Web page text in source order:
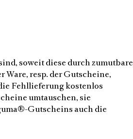
soweit diese durch zumutbare
resp. der Gutscheine,
Fehllieferung kostenlos
umtauschen, sie
Gutscheins auch die